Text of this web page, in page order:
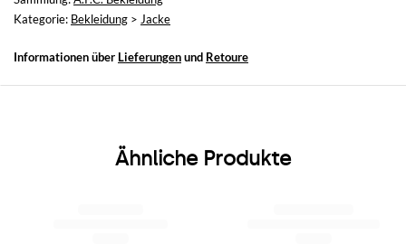
Kategorie: Bekleidung > Jacke
Informationen über Lieferungenund Retoure
Ähnliche Produkte